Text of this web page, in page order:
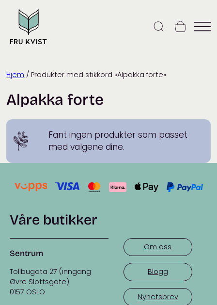
content
Hjem / Produkter med stikkord «Alpakka forte»
Alpakka forte
Fant ingen produkter som passet
med valgene dine.
Våre butikker
Sentrum
Tollbugata 27 (inngang
Øvre Slottsgate)
0157 OSLO
Om oss
Blogg
Nyhetsbrev